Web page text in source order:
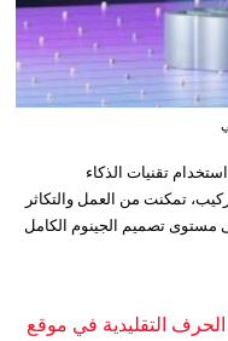
تقنيات الذكاء
تمكنت من العمل والتكاثر
مستوى تصميم الجينوم الكامل
الحرف التقليدية في موقع